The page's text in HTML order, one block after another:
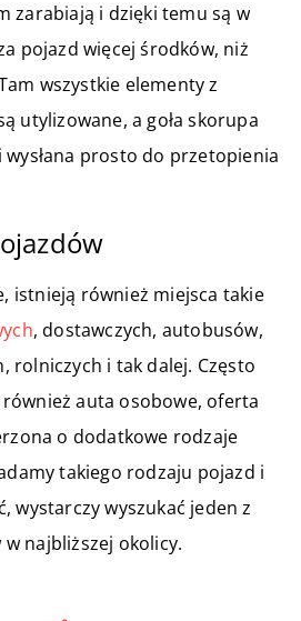
zarabiają i dzięki temu są w
pojazd więcej środków, niż
wszystkie elementy z
utylizowane, a goła skorupa
prosto do przetopienia
istnieją również miejsca takie
, dostawczych, autobusów,
rolniczych i tak dalej. Często
auta osobowe, oferta
o dodatkowe rodzaje
takiego rodzaju pojazd i
wystarczy wyszukać jeden z
najbliższej okolicy.